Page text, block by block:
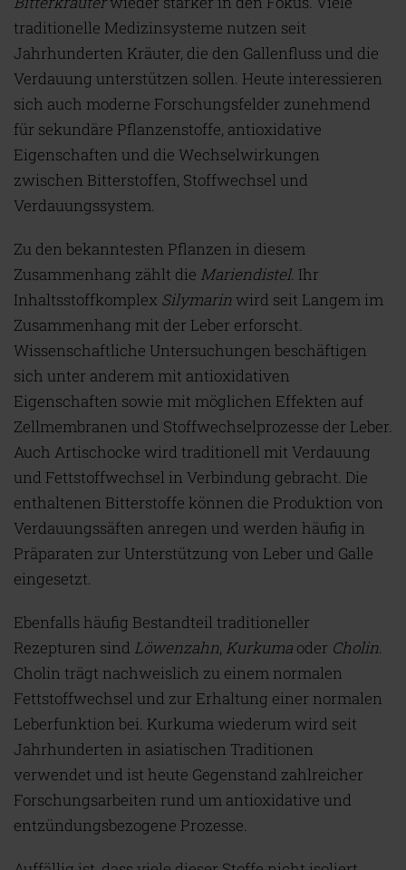
traditionelle Medizinsysteme nutzen seit
Jahrhunderten Kräuter, die den Gallenfluss und die
Verdauung unterstützen sollen. Heute interessieren
sich auch moderne Forschungsfelder zunehmend
für sekundäre Pflanzenstoffe, antioxidative
Eigenschaften und die Wechselwirkungen
zwischen Bitterstoffen, Stoffwechsel und
Verdauungssystem.
Zu den bekanntesten Pflanzen in diesem
Zusammenhang zählt die Mariendistel. Ihr
Inhaltsstoffkomplex Silymarinwird seit Langem im
Zusammenhang mit der Leber erforscht.
Wissenschaftliche Untersuchungen beschäftigen
sich unter anderem mit antioxidativen
Eigenschaften sowie mit möglichen Effekten auf
Zellmembranen und Stoffwechselprozesse der Leber.
Auch Artischocke wird traditionell mit Verdauung
und Fettstoffwechsel in Verbindung gebracht. Die
enthaltenen Bitterstoffe können die Produktion von
Verdauungssäften anregen und werden häufig in
Präparaten zur Unterstützung von Leber und Galle
eingesetzt.
Ebenfalls häufig Bestandteil traditioneller
Rezepturen sind Löwenzahn, Kurkuma oder Cholin.
Cholin trägt nachweislich zu einem normalen
Fettstoffwechsel und zur Erhaltung einer normalen
Leberfunktion bei. Kurkuma wiederum wird seit
Jahrhunderten in asiatischen Traditionen
verwendet und ist heute Gegenstand zahlreicher
Forschungsarbeiten rund um antioxidative und
entzündungsbezogene Prozesse.